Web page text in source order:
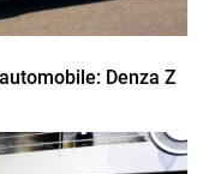
Denza Z